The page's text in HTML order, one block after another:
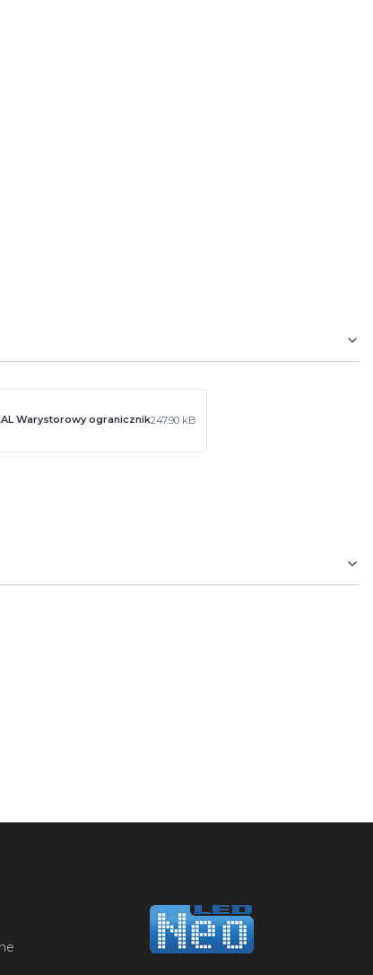
Warystorowy ogranicznik247.90 kB